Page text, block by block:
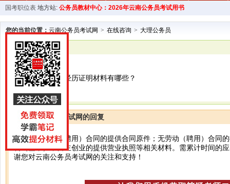
国考职位表 地方站: 公务员教材中心：2026年云南公务员考试用书
您的当前位置： 云南公务员考试网 > 在线咨询 > 大理公务员
已解决
大理公务员
公务员基层工作经历证明材料有哪些？
云南公务员考试网的回复
您好，有劳动（聘用）合同的提供合同原件；无劳动（聘用）合同
料（签章）；自主创业的提供营业执照等相关材料。需累计时间的
谢您对云南公务员考试网的关注和支持！